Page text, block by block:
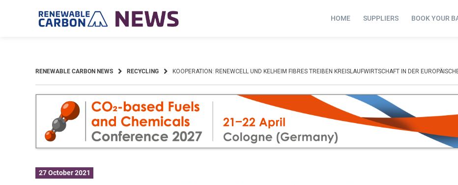
HOME SUPPLIERS BOOK YOUR
RENEWABLE CARBON NEWS RECYCLING KOOPERATION: RENEWCELL UND KELHEIM FIBRES TREIBEN KREISLAUFWIRTSCHAFT IN DER
27 October 2021